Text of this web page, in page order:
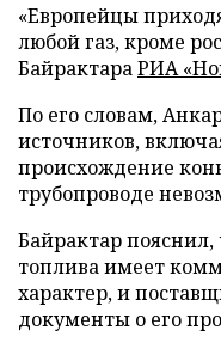
«Европейцы
любой газ, кроме
БайрактараРИА
По его словам,
источников,
происхождение
трубопроводе
Байрактар
топлива имеет
характер, и
документы о его